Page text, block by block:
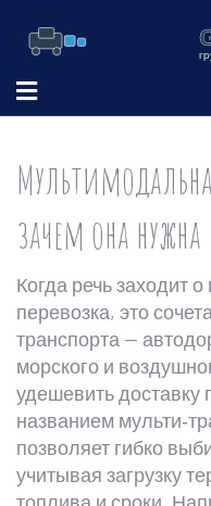
зачем она нужна
Когда речь заходит о
перевозка, это
транспорта —
морского и
удешевить доставку
названием
позволяет гибко
учитывая загрузку